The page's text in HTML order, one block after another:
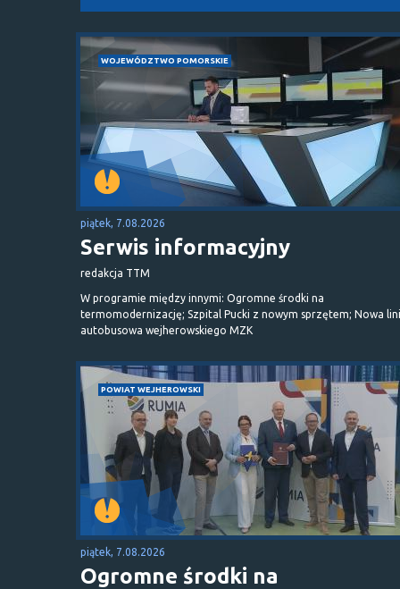
WOJEWÓDZTWO POMORSKIE
piątek, 7.08.2026
Serwis informacyjny
redakcja TTM
W programie między innymi: Ogromne środki na
termomodernizację; Szpital Pucki z nowym sprzętem; Nowa
autobusowa wejherowskiego MZK
POWIAT WEJHEROWSKI
piątek, 7.08.2026
Ogromne środki na